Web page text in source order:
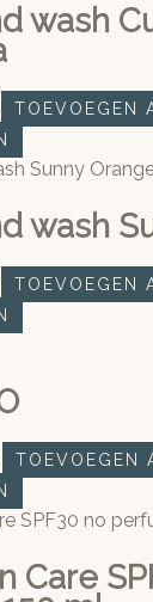
wash
TOEVOEGEN
wash
TOEVOEGEN
TOEVOEGEN
Care